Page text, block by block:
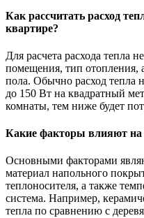
Как рассчитать расход
квартире?
Для расчета расхода тепла
помещения, тип отопления,
пола. Обычно расход тепла
до 150 Вт на квадратный
комнаты, тем ниже будет
Какие факторы влияют на
Основными факторами
материал напольного
теплоносителя, а также
система. Например,
тепла по сравнению с